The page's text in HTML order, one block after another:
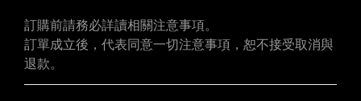
訂購前請務必詳讀相關注意事項。
訂單成立後，代表同意一切注意事項，恕不接受取消與
退款。